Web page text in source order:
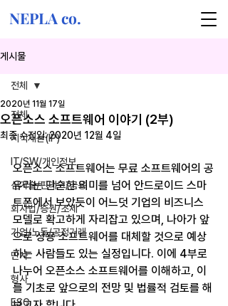
NEPLA co.
게시물
전체
지식재산(IP)
IT/SW/개인정보
신기술/핀테크/금융
회사법/증권/조세
기업/노동/공정거래
민사
형사
ESG
전체
오픈소스 소프트웨어 이야기 (2부)
2020년 11월 17일
최종 수정일:2020년 12월 4일
오픈소스 소프트웨어는 무료 소프트웨어의 공
유라는 단순한 의미를 넘어 안드로이드 스마
트폰에서 보았듯이 어느덧 기업의 비즈니스
모델로 확고하게 자리잡고 있으며, 나아가 앞
으로 상용 소프트웨어를 대체할 것으로 예상
하는 사람들도 있는 실정입니다. 이에 4부로
나누어 오픈소스 소프트웨어를 이해하고, 이
를 기초로 앞으로의 전망 및 법률적 검토를 해